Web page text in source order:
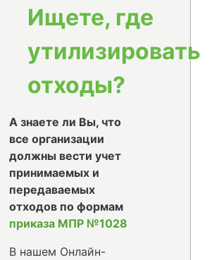
Ищете, где
утилизировать
отходы?
А знаете ли Вы, что
все организации
должны вести учет
принимаемых и
передаваемых
отходов по формам
приказа МПР №1028
В нашем Онлайн-